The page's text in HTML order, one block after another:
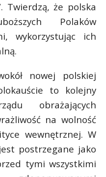
Twierdzą, że polska
Polaków
wykorzystując ich
nowej polskiej
to kolejny
obrażających
na wolność
wewnętrznej. W
postrzegane jako
tymi wszystkimi